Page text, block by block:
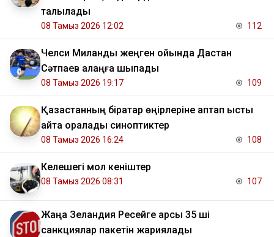
талқылады
08 Тамыз 2026 12:02 112
Челси Миланды жеңген ойында Дастан
Сәтпаев алаңға шықпады
08 Тамыз 2026 19:17 109
Қазақстанның бірқатар өңірлеріне аптап ыстық
қайта оралады синоптиктер
08 Тамыз 2026 16:24 108
Келешегі мол кеніштер
08 Тамыз 2026 08:31 107
Жаңа Зеландия Ресейге қарсы 35 ші
санкциялар пакетін жариялады